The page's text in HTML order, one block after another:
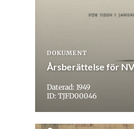
DOKUMENT
Årsberättelse för
Daterad: 1949
ID: TJFD00046